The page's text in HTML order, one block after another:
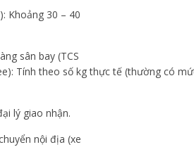
Khoảng 30 – 40
sân bay (TCS
Tính theo số kg thực tế (thường có
lý giao nhận.
nội địa (xe